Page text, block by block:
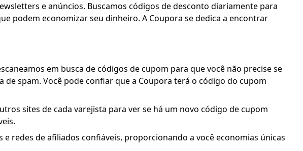
e anúncios. Buscamos códigos de desconto diariamente para
podem economizar seu dinheiro. A Coupora se dedica a encontrar
em busca de códigos de cupom para que você não precise se
de spam. Você pode confiar que a Coupora terá o código do cupom
sites de cada varejista para ver se há um novo código de cupom
redes de afiliados confiáveis, proporcionando a você economias únicas